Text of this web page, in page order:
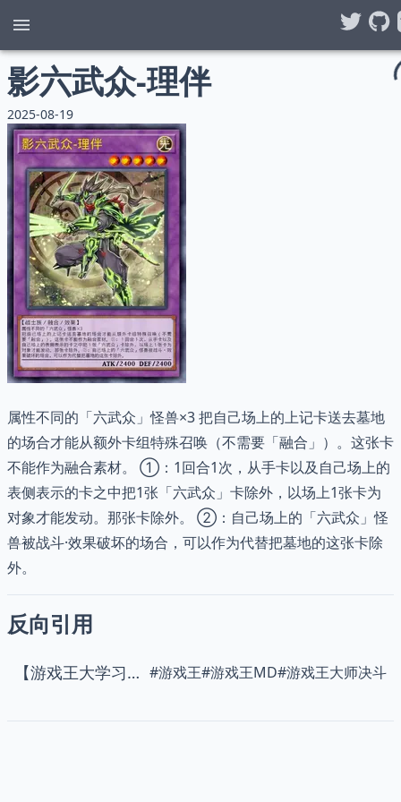
影六武众-理伴
2025-08-19
属性不同的「六武众」怪兽×3 把自己场上的上记卡送去墓地
的场合才能从额外卡组特殊召唤（不需要「融合」）。这张卡
不能作为融合素材。 ①：1回合1次，从手卡以及自己场上的
表侧表示的卡之中把1张「六武众」卡除外，以场上1张卡为
对象才能发动。那张卡除外。 ②：自己场上的「六武众」怪
兽被战斗·效果破坏的场合，可以作为代替把墓地的这张卡除
外。
反向引用
【游戏王大学习】六武众——游戏王 MD 2025-08编年史杯六武众预组 #游戏王#游戏王MD#游戏王大师决斗